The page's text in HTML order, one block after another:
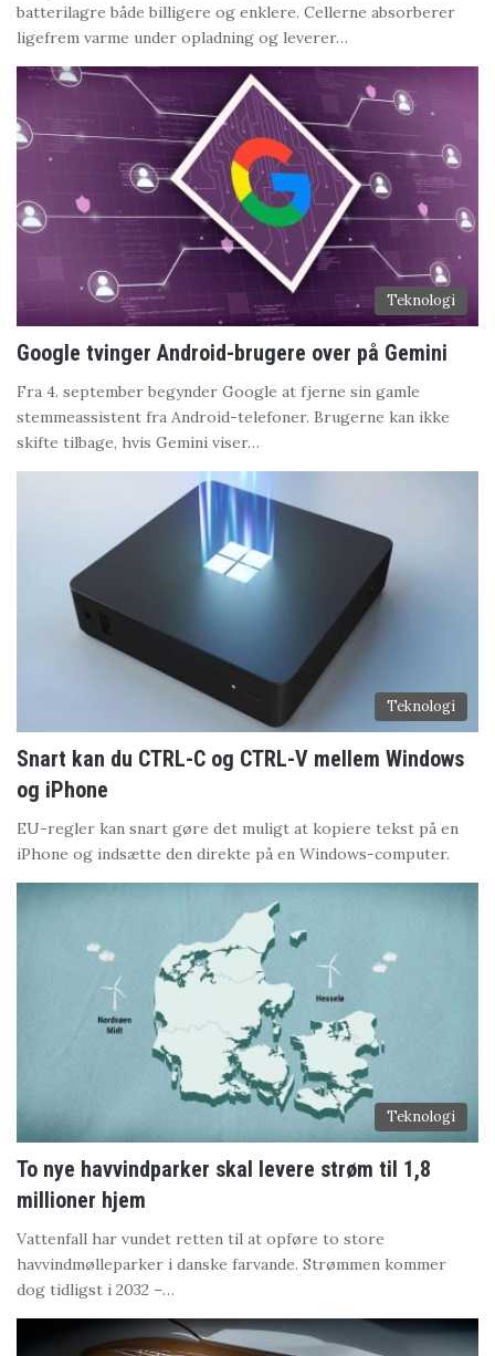
batterilagre både billigere og enklere. Cellerne absorberer
ligefrem varme under opladning og leverer…
Teknologi
Google tvinger Android-brugere over på Gemini
Fra 4. september begynder Google at fjerne sin gamle
stemmeassistent fra Android-telefoner. Brugerne kan ikke
skifte tilbage, hvis Gemini viser…
Teknologi
Snart kan du CTRL-C og CTRL-V mellem Windows
og iPhone
EU-regler kan snart gøre det muligt at kopiere tekst på en
iPhone og indsætte den direkte på en Windows-computer.
Teknologi
To nye havvindparker skal levere strøm til 1,8
millioner hjem
Vattenfall har vundet retten til at opføre to store
havvindmølleparker i danske farvande. Strømmen kommer
dog tidligst i 2032 –…